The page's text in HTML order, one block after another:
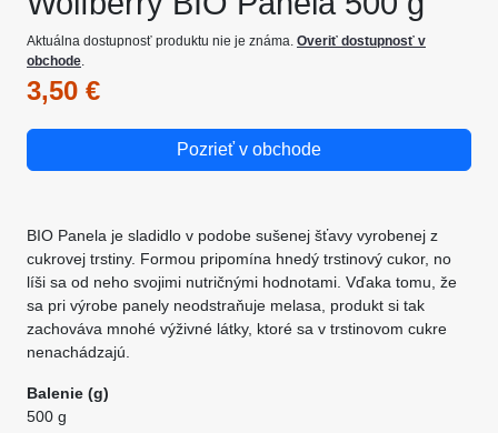
Aktuálna dostupnosť produktu nie je známa. Overiť dostupnosť v
obchode.
3,50 €
Pozrieť v obchode
BIO Panela je sladidlo v podobe sušenej šťavy vyrobenej z
cukrovej trstiny. Formou pripomína hnedý trstinový cukor, no
líši sa od neho svojimi nutričnými hodnotami. Vďaka tomu, že
sa pri výrobe panely neodstraňuje melasa, produkt si tak
zachováva mnohé výživné látky, ktoré sa v trstinovom cukre
nenachádzajú.
Balenie (g)
500 g